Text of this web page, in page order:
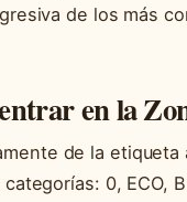
de los más
en la
de la
0, ECO,